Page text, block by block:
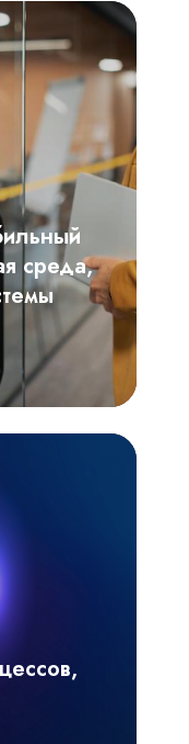
среда,